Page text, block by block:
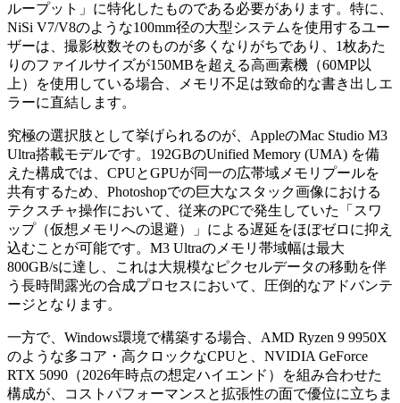
ループット」に特化したものである必要があります。特に、
NiSi V7/V8のような100mm径の大型システムを使用するユー
ザーは、撮影枚数そのものが多くなりがちであり、1枚あた
りのファイルサイズが150MBを超える高画素機（60MP以
上）を使用している場合、メモリ不足は致命的な書き出しエ
ラーに直結します。
究極の選択肢として挙げられるのが、AppleのMac Studio M3
Ultra搭載モデルです。192GBのUnified Memory (UMA) を備
えた構成では、CPUとGPUが同一の広帯域メモリプールを
共有するため、Photoshopでの巨大なスタック画像における
テクスチャ操作において、従来のPCで発生していた「スワ
ップ（仮想メモリへの退避）」による遅延をほぼゼロに抑え
込むことが可能です。M3 Ultraのメモリ帯域幅は最大
800GB/sに達し、これは大規模なピクセルデータの移動を伴
う長時間露光の合成プロセスにおいて、圧倒的なアドバンテ
ージとなります。
一方で、Windows環境で構築する場合、AMD Ryzen 9 9950X
のような多コア・高クロックなCPUと、NVIDIA GeForce
RTX 5090（2026年時点の想定ハイエンド）を組み合わせた
構成が、コストパフォーマンスと拡張性の面で優位に立ちま